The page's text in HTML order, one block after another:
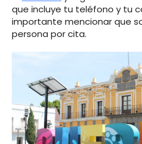
que incluye tu teléfono y tu
importante mencionar que
persona por cita.